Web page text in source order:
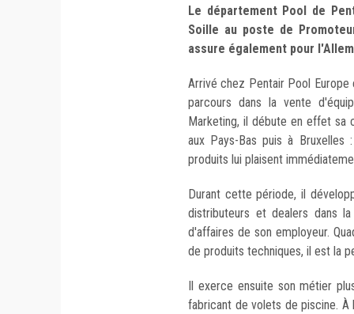
Le département Pool de
Soille au poste de
assure également pour
Arrivé chez Pentair Pool
parcours dans la vente
Marketing, il débute en effet sa
aux Pays-Bas puis à
produits lui plaisent
Durant cette période, il
distributeurs et dealers dans
d'affaires de son employeur.
de produits techniques, il est la
Il exerce ensuite son métier
fabricant de volets de piscine.